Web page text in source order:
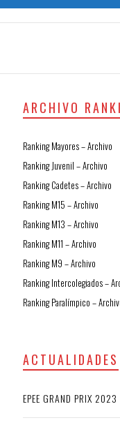
ARCHIVO
Ranking Mayores – Archivo
Ranking Juvenil – Archivo
Ranking Cadetes – Archivo
Ranking M15 – Archivo
Ranking M13 – Archivo
Ranking M11 – Archivo
Ranking M9 – Archivo
Ranking Intercolegiados –
Ranking Paralímpico –
ACTUALIDADES
EPEE GRAND PRIX